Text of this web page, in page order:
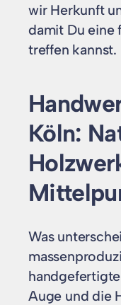
wir Herkunft
damit Du eine
treffen kannst.
Köln:
Was
Auge und die